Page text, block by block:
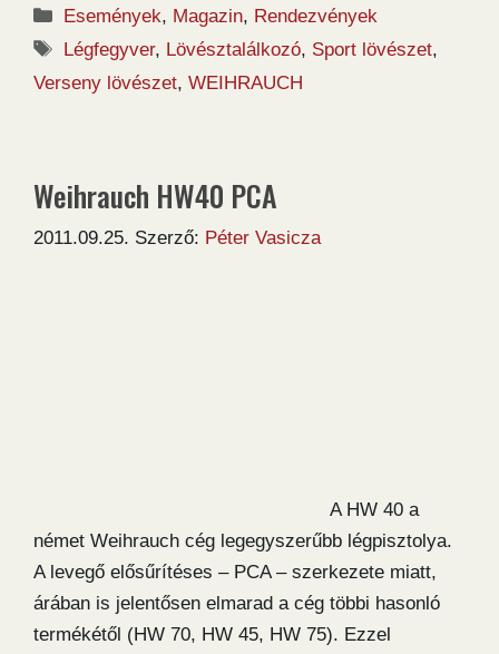
Kategória
Események, Magazin, Rendezvények
Címkék
Légfegyver, Lövésztalálkozó, Sport lövészet,
Verseny lövészet, WEIHRAUCH
Weihrauch HW40 PCA
2011.09.25. Szerző: Péter Vasicza
A HW 40 a
német Weihrauch cég legegyszerűbb légpisztolya.
A levegő elősűrítéses – PCA – szerkezete miatt,
árában is jelentősen elmarad a cég többi hasonló
termékétől (HW 70, HW 45, HW 75). Ezzel